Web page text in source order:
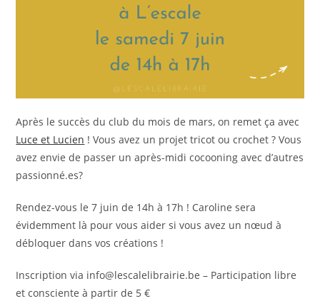
Après le succès du club du mois de mars, on remet ça avec
Luce et Lucien ! Vous avez un projet tricot ou crochet ? Vous
avez envie de passer un après-midi cocooning avec d’autres
passionné.es?
Rendez-vous le 7 juin de 14h à 17h ! Caroline sera
évidemment là pour vous aider si vous avez un nœud à
débloquer dans vos créations !
Inscription via info@lescalelibrairie.be – Participation libre
et consciente à partir de 5 €